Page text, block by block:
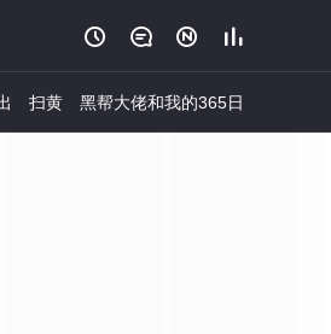
   
扫黄 黑帮大佬和我的365日